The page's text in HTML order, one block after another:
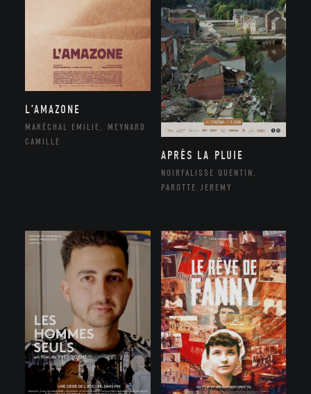
L’AMAZONE
MARÉCHAL EMILIE, MEYNARD
CAMILLE
APRÈS LA PLUIE
NOIRFALISSE QUENTIN,
PAROTTE JEREMY